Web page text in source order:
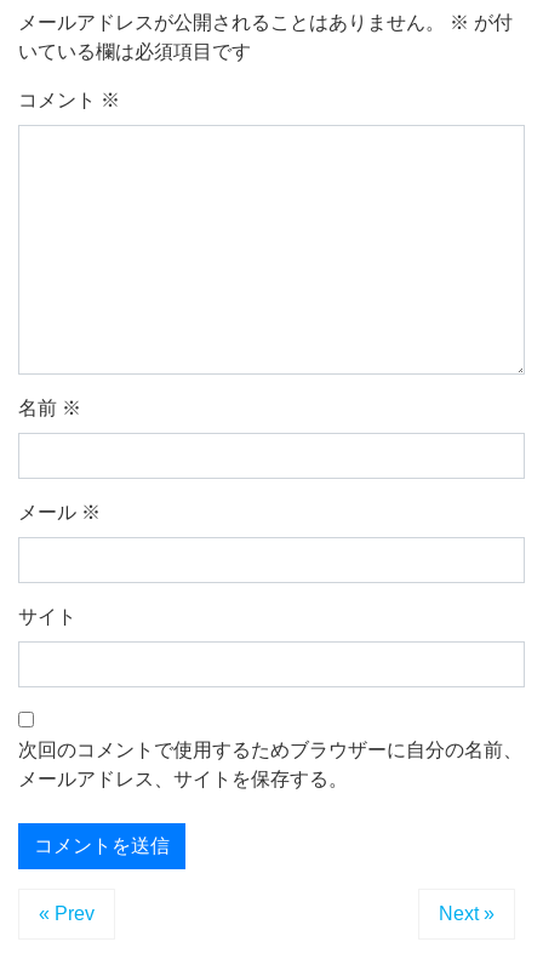
メールアドレスが公開されることはありません。 ※ が付
いている欄は必須項目です
コメント ※
名前 ※
メール ※
サイト
次回のコメントで使用するためブラウザーに自分の名前、
メールアドレス、サイトを保存する。
« Prev Next »